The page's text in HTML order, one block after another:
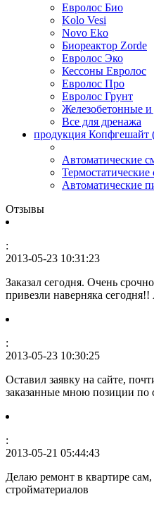
Евролос Био
Kolo Vesi
Novo Eko
Биореактор Zorde
Евролос Эко
Кессоны Евролос
Евролос Про
Евролос Грунт
Железобетонные
Все для дренажа
продукция Копфгешайт
Автоматические
Термостатические
Автоматические
Отзывы
:
2013-05-23 10:31:23
Заказал сегодня. Очень
привезли наверняка
:
2013-05-23 10:30:25
Оставил заявку на сайте,
заказанные мною позиции по
:
2013-05-21 05:44:43
Делаю ремонт в квартире
стройматериалов